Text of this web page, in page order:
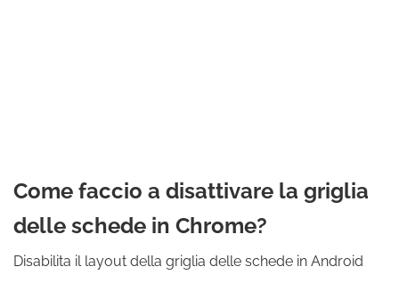
Come faccio a disattivare la griglia
delle schede in Chrome?
Disabilita il layout della griglia delle schede in Android